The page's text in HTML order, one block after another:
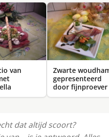
van
Zwarte
gepresenteerd
door fijnproever
dat altijd scoort?